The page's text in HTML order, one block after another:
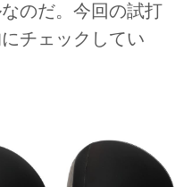
のだ。今回の試打
チェックしてい